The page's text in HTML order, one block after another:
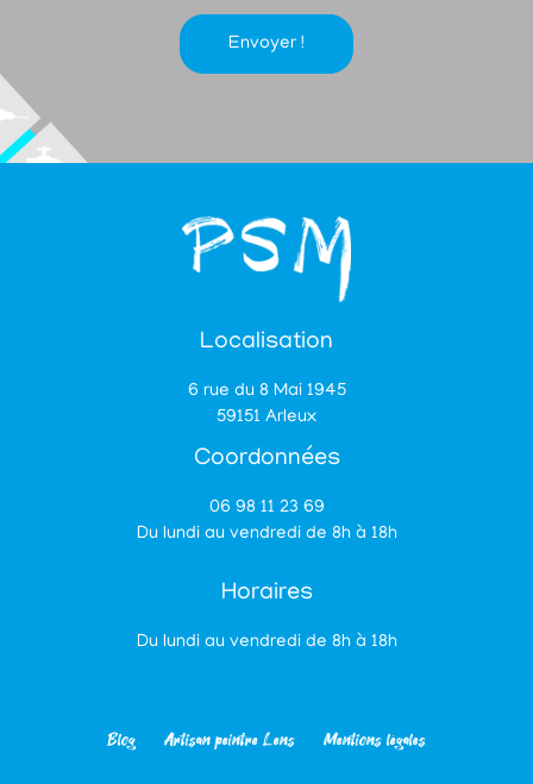
Envoyer !
Localisation
6 rue du 8 Mai 1945
59151 Arleux
Coordonnées
06 98 11 23 69
Du lundi au vendredi de 8h à 18h
Horaires
Du lundi au vendredi de 8h à 18h
Blog Artisan peintre Lens Mentions légales